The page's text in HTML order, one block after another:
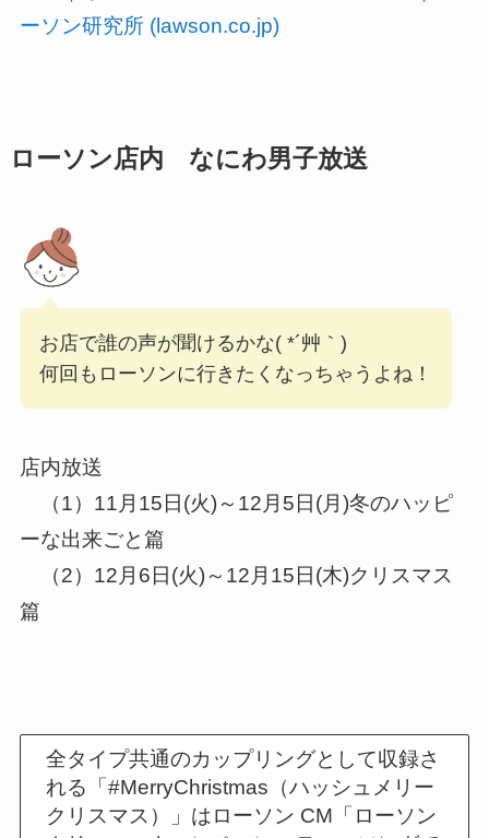
ーソン研究所 (lawson.co.jp)
ローソン店内 なにわ男子放送
お店で誰の声が聞けるかな( *´艸｀)
何回もローソンに行きたくなっちゃうよね！
店内放送
（1）11月15日(火)～12月5日(月)冬のハッピ
ーな出来ごと篇
（2）12月6日(火)～12月15日(木)クリスマス
篇
全タイプ共通のカップリングとして収録さ
れる「#MerryChristmas（ハッシュメリー
クリスマス）」はローソン CM「ローソン